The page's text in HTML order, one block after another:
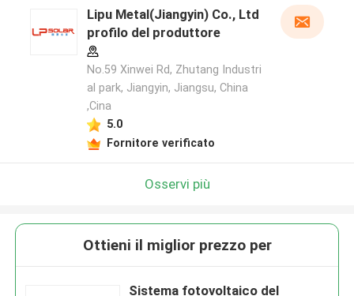
Lipu Metal(Jiangyin) Co., Ltd
profilo del produttore
No.59 Xinwei Rd, Zhutang Industri
al park, Jiangyin, Jiangsu, China
,Cina
5.0
Fornitore verificato
Osservi più
Ottieni il miglior prezzo per
Sistema fotovoltaico del